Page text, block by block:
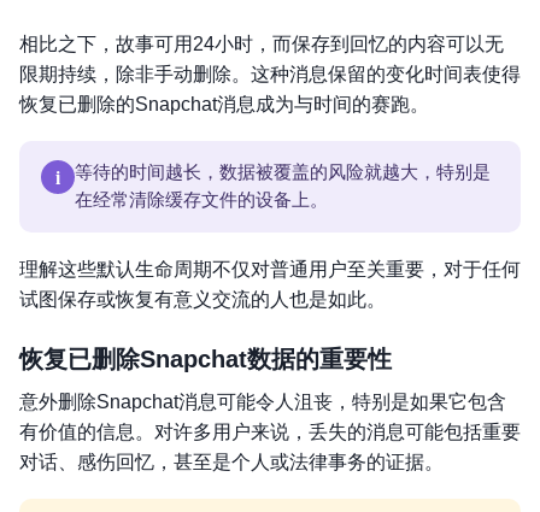
相比之下，故事可用24小时，而保存到回忆的内容可以无
限期持续，除非手动删除。这种消息保留的变化时间表使得
恢复已删除的Snapchat消息成为与时间的赛跑。
i
等待的时间越长，数据被覆盖的风险就越大，特别是
在经常清除缓存文件的设备上。
理解这些默认生命周期不仅对普通用户至关重要，对于任何
试图保存或恢复有意义交流的人也是如此。
恢复已删除Snapchat数据的重要性
意外删除Snapchat消息可能令人沮丧，特别是如果它包含
有价值的信息。对许多用户来说，丢失的消息可能包括重要
对话、感伤回忆，甚至是个人或法律事务的证据。